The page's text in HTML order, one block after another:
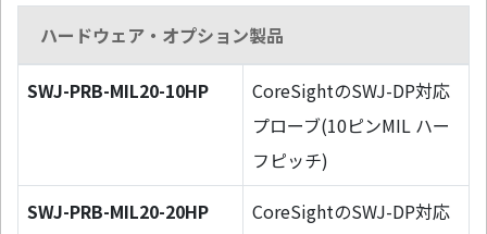
ハードウェア・オプション製品
SWJ-PRB-MIL20-10HP
CoreSightのSWJ-DP対応
プローブ(10ピンMIL ハー
フピッチ)
SWJ-PRB-MIL20-20HP
CoreSightのSWJ-DP対応